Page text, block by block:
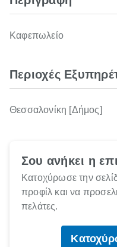
Καφεπωλείο
Περιοχές
Θεσσαλονίκη [Δήμος]
Σου ανήκει η
Κατοχύρωσε την
προφίλ και να
πελάτες.